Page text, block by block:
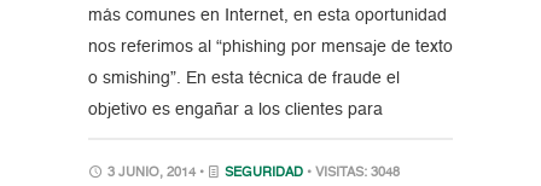
más comunes en Internet, en esta oportunidad
nos referimos al “phishing por mensaje de texto
o smishing”. En esta técnica de fraude el
objetivo es engañar a los clientes para
3 JUNIO, 2014 • SEGURIDAD • VISITAS: 3048